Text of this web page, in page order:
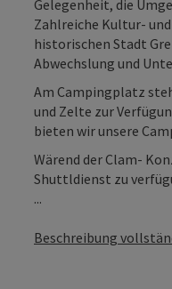
Gelegenheit, die
Zahlreiche Kultur-
historischen Stadt
Abwechslung und
Am Campingplatz
und Zelte zur
bieten wir unsere
Wärend der Clam-
Shuttldienst zu
...
Beschreibung